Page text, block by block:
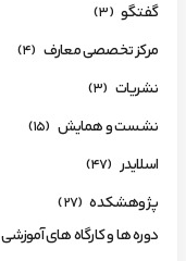
گفتگو (3)
مرکز تخصصی معارف (4)
نشریات (3)
نشست و همایش (15)
اسلایدر (47)
پژوهشکده (27)
دوره ها و کارگاه های آموزشی